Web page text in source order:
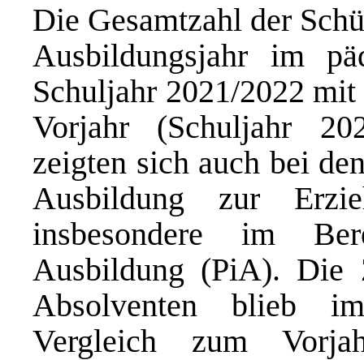
Die Gesamtzahl der
Ausbildungsjahr im
Schuljahr 2021/2022
Vorjahr (Schuljahr
zeigten sich auch bei
Ausbildung zur
insbesondere im
Ausbildung (PiA). Die
Absolventen blieb
Vergleich zum